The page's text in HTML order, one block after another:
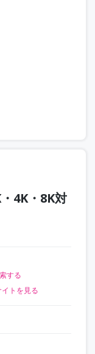
4K・8K対
する
トを見る